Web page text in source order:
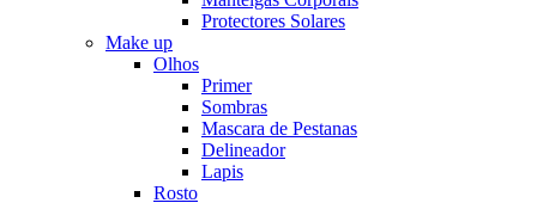
Protectores Solares
Make up
Olhos
Primer
Sombras
Mascara de Pestanas
Delineador
Lapis
Rosto